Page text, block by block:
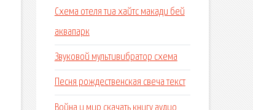
Схема отеля тиа хайтс макади бей
аквапарк
Звуковой мультивибратор схема
Песня рождественская свеча текст
Война и мир скачать книгу аудио